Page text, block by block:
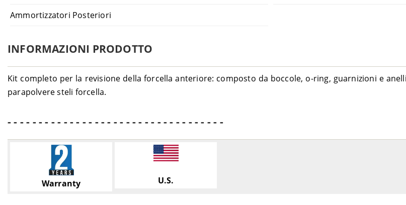
Ammortizzatori Posteriori
INFORMAZIONI PRODOTTO
Kit completo per la revisione della forcella anteriore: composto da boccole, o-ring, guarnizioni e
parapolvere steli forcella.
- - - - - - - - - - - - - - - - - - - - - - - - - - - - - - - - - - -
Warranty U.S.